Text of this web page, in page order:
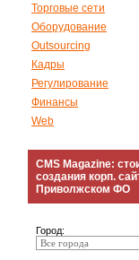
Торговые сети
Оборудование
Outsourcing
Кадры
Регулирование
Финансы
Web
CMS Magazine:
создания корп.
Приволжском ФО
Город: